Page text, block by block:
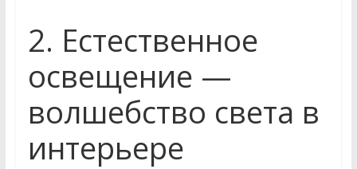
2. Естественное
освещение —
волшебство света в
интерьере